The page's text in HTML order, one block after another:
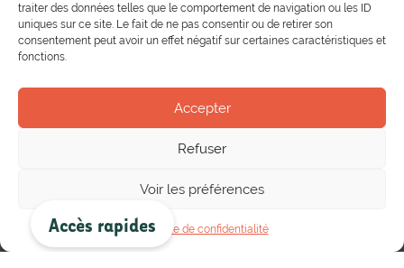
traiter des données telles que le comportement de navigation ou les ID
uniques sur ce site. Le fait de ne pas consentir ou de retirer son
consentement peut avoir un effet négatif sur certaines caractéristiques et
fonctions.
Accepter
Refuser
Voir les préférences
Politique de confidentialité
Accès rapides
Partenariat
Mobilité européenne
Bourse de l’emploi
Entreprises
Vie au lycée
Le Centre de Documentation et d’Information
Instances et Associations lycéennes et étudiantes